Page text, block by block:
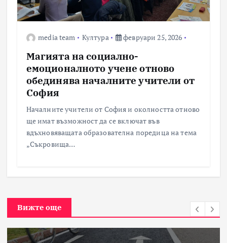
media team Култура февруари 25, 2026
Магията на социално-
емоционалното учене отново
обединява началните учители от
София
Началните учители от София и околността отново
ще имат възможност да се включат във
вдъхновяващата образователна поредица на тема
„Съкровища…
Вижте още